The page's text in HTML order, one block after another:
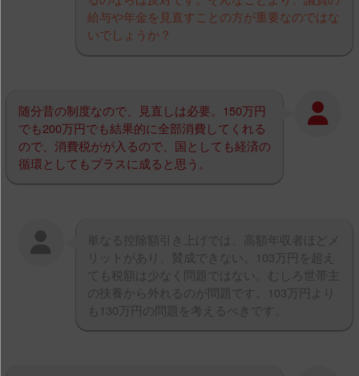
給与や年金を見直すことの方が重要なのではな
いでしょうか？
随分昔の制度なので、見直しは必要。150万円
でも200万円でも結果的に全部消費してくれる
ので、消費税がが入るので、国としても経済の
循環としてもプラスに成ると思う。
単なる控除額引き上げでは、高額年収者ほどメ
リットがあり、賛成できない。103万円を超え
ても税額は少なく問題ではない。むしろ世帯主
の扶養から外れるのが問題です。103万円より
も130万円の問題を考えるべきです。